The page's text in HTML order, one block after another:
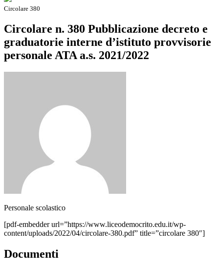
Circolare 380
Circolare n. 380 Pubblicazione decreto e
graduatorie interne d’istituto provvisorie
personale ATA a.s. 2021/2022
Personale scolastico
[pdf-embedder url=”https://www.liceodemocrito.edu.it/wp-
content/uploads/2022/04/circolare-380.pdf” title=”circolare 380″]
Documenti